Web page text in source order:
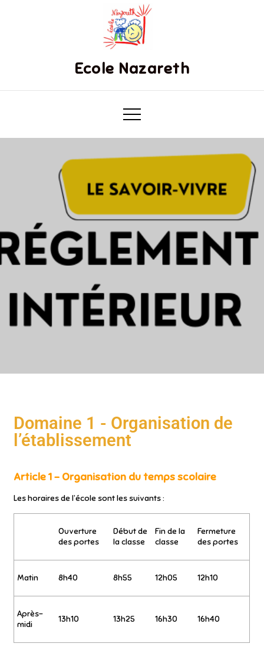
Ecole Nazareth
Domaine 1 - Organisation de
l’établissement
Article 1 – Organisation du temps scolaire
Les horaires de l’école sont les suivants :
Ouverture
des portes
Début de
la classe
Fin de la
classe
Fermeture
des portes
Matin 8h40 8h55 12h05 12h10
Après-
midi
13h10 13h25 16h30 16h40